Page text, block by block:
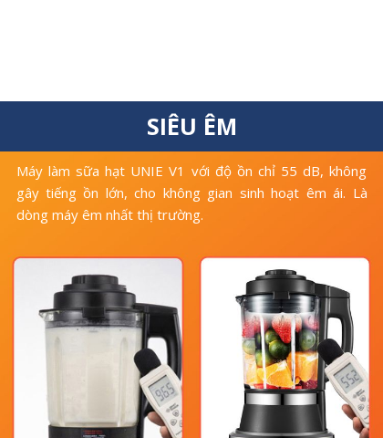
SIÊU ÊM
Máy làm sữa hạt UNIE V1 với độ ồn chỉ 55 dB, không
gây tiếng ồn lớn, cho không gian sinh hoạt êm ái. Là
dòng máy êm nhất thị trường.